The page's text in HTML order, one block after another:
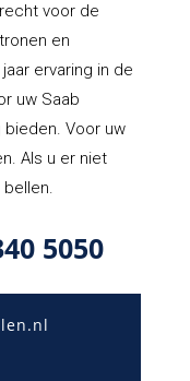
voor de
en
ervaring in de
uw Saab
bieden. Voor uw
Als u er niet
5050